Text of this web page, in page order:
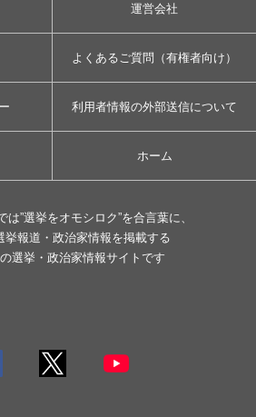
運営会社
よくあるご質問（有権者向け）
利用者情報の外部送信について
ホーム
”選挙をオモシロク”を合言葉に、
挙報道・政治家情報を掲載する
選挙・政治家情報サイトです